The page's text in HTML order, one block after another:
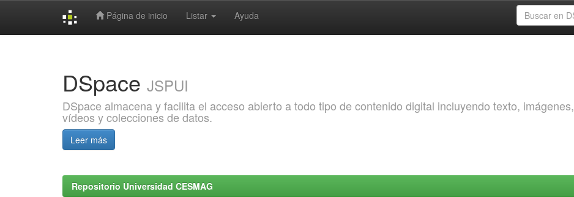
Página de inicio Listar Ayuda
DSpace JSPUI
DSpace almacena y facilita el acceso abierto a todo tipo de contenido digital incluyendo texto, imágenes,
vídeos y colecciones de datos.
Leer más
Repositorio Universidad CESMAG